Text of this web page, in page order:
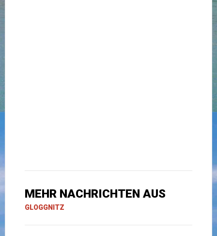
MEHR NACHRICHTEN AUS
GLOGGNITZ